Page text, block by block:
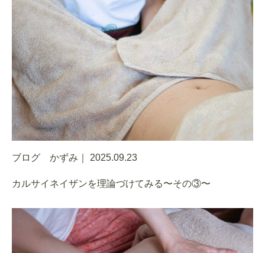
ブログ かずみ｜ 2025.09.23
カルサイネイザンを理論づけてみる〜その③〜